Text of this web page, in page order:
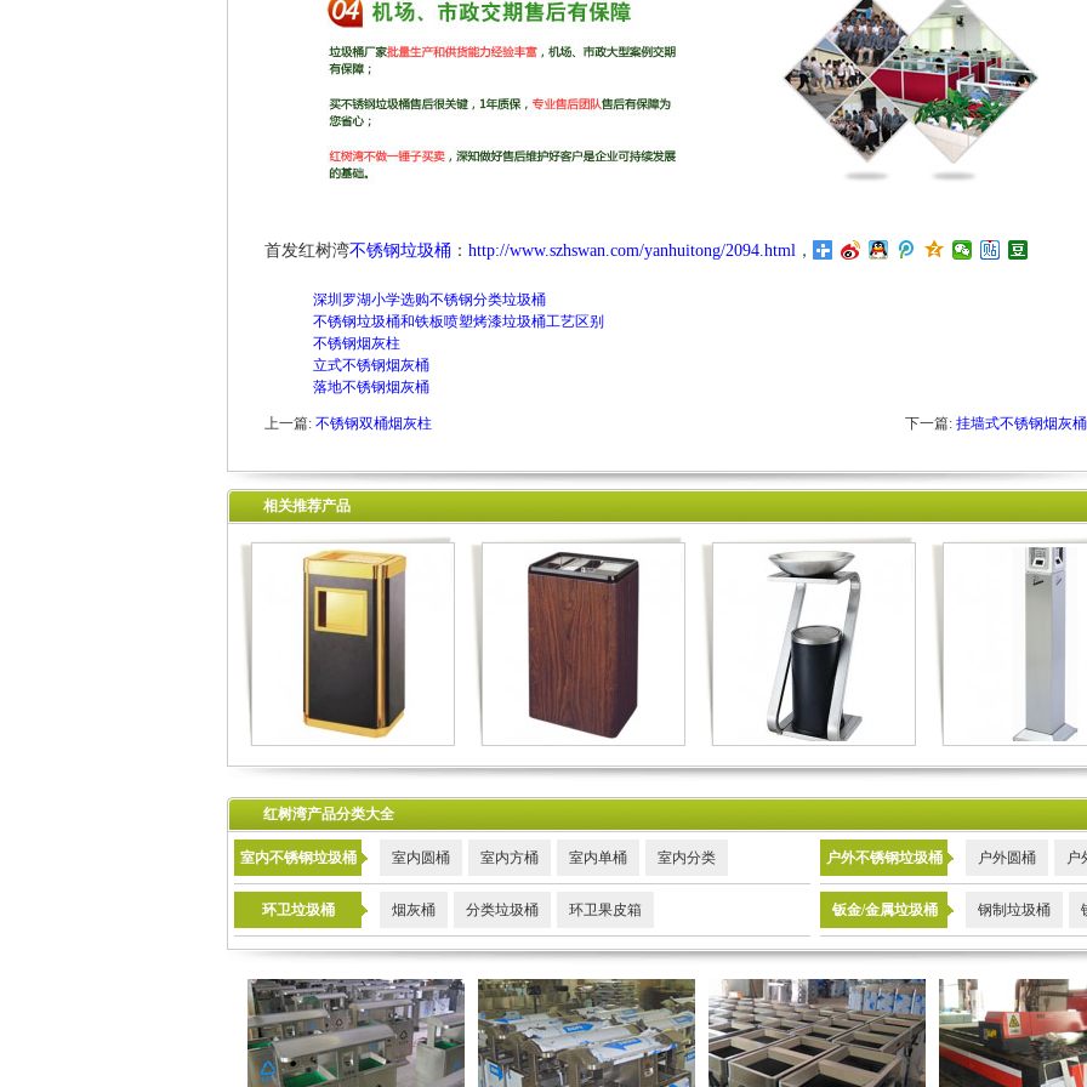
首发红树湾不锈钢垃圾桶 ： http://www.szhswan.com/yanhuitong/2094.html ，
深圳罗湖小学选购不锈钢分类垃圾桶
不锈钢垃圾桶和铁板喷塑烤漆垃圾桶工艺区别
不锈钢烟灰柱
立式不锈钢烟灰桶
落地不锈钢烟灰桶
上一篇: 不锈钢双桶烟灰柱 下一篇: 挂墙式不锈钢烟灰桶
相关推荐产品
红树湾产品分类大全
室内不锈钢垃圾桶 室内圆桶 室内方桶 室内单桶 室内分类
环卫垃圾桶 烟灰桶 分类垃圾桶 环卫果皮箱
户外不锈钢垃圾桶 户外圆桶 户
钣金/金属垃圾桶 钢制垃圾桶